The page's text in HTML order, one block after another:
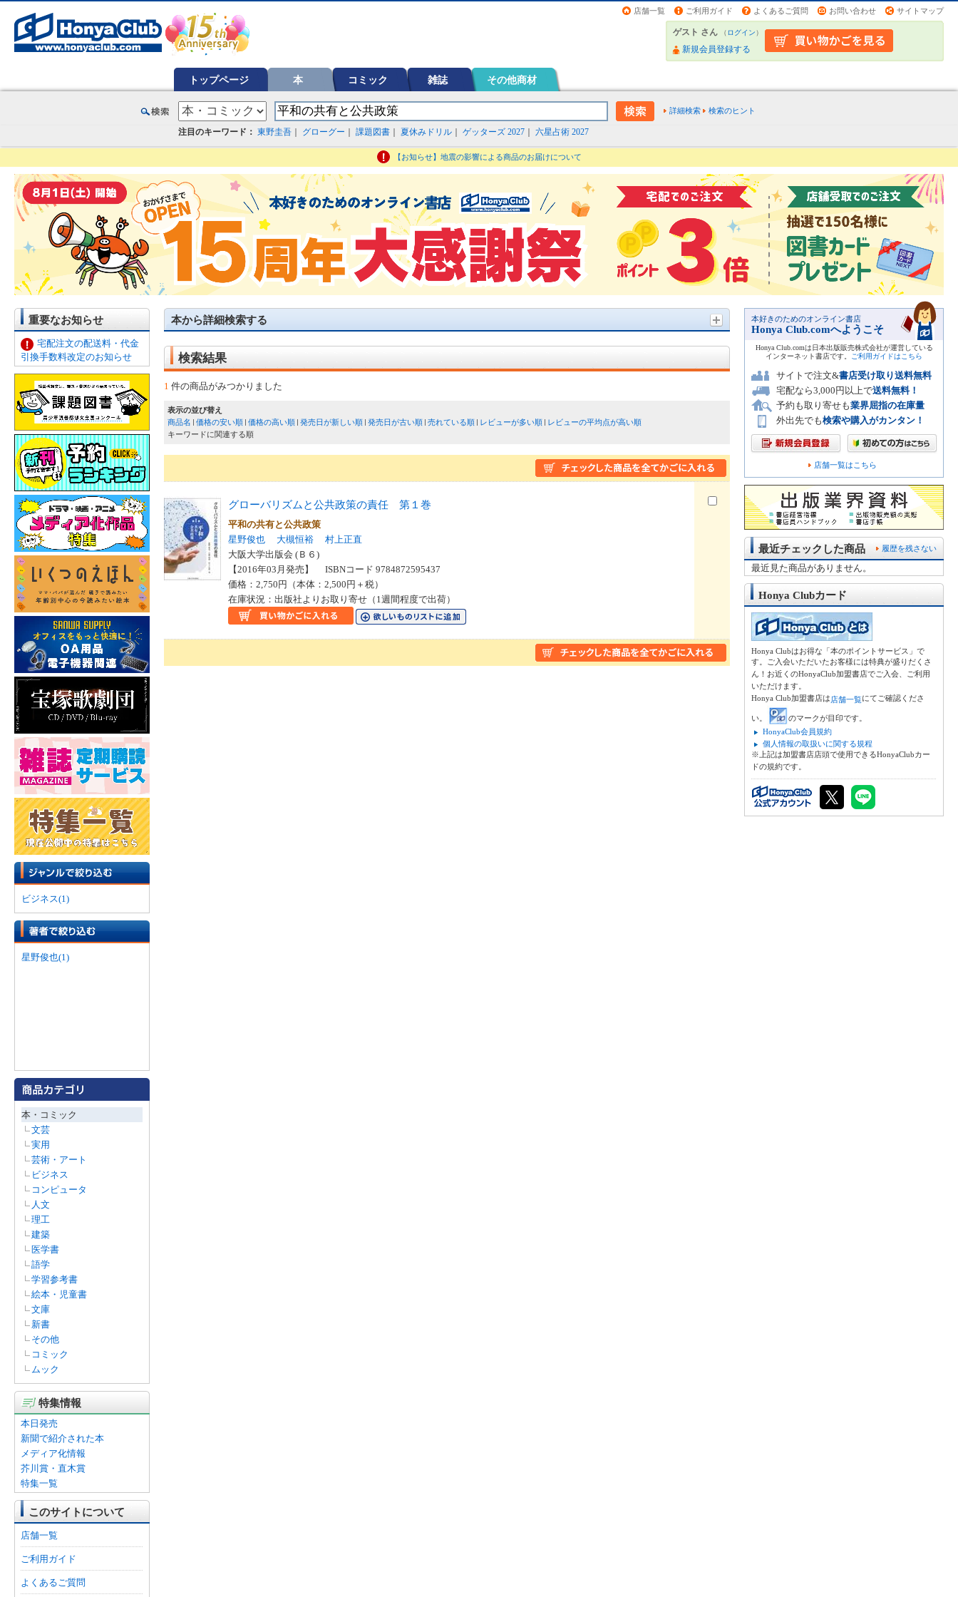
店舗一覧 ご利用ガイド よくあるご質問 お問い合わせ サイトマップ
ゲスト さん （ログイン）
新規会員登録する
トップページ 本 コミック 雑誌 その他商材
詳細検索 検索のヒント
注目のキーワード： 東野圭吾 グローグー 課題図書 夏休みドリル ゲッターズ 2027 六星占術 2027
【お知らせ】地震の影響による商品のお届けについて
重要なお知らせ
宅配注文の配送料・代金
引換手数料改定のお知らせ
ビジネス(1)
星野俊也(1)
本・コミック
文芸
実用
芸術・アート
ビジネス
コンピュータ
人文
理工
建築
医学書
語学
学習参考書
絵本・児童書
文庫
新書
その他
コミック
ムック
特集情報
本日発売
新聞で紹介された本
メディア化情報
芥川賞・直木賞
特集一覧
このサイトについて
店舗一覧
ご利用ガイド
よくあるご質問
本から詳細検索する
検索結果
1 件の商品がみつかりました
表示の並び替え
商品名
価格の安い順 価格の高い順 発売日が新しい順 発売日が古い順 売れている順 レビューが多い順
レビューの平均点が高い順
キーワードに関連する順
グローバリズムと公共政策の責任 第１巻
平和の共有と公共政策
星野俊也
大槻恒裕
村上正直
大阪大学出版会 (Ｂ６)
【2016年03月発売】 ISBNコード 9784872595437
価格：2,750円（本体：2,500円＋税）
在庫状況：出版社よりお取り寄せ（1週間程度で出荷）
本好きのためのオンライン書店
Honya Club.comへようこそ
Honya Club.comは日本出版販売株式会社が運営している
インターネット書店です。
ご利用ガイドはこちら
サイトで注文&書店受け取り送料無料
宅配なら3,000円以上で送料無料！
予約も取り寄せも業界屈指の在庫量
外出先でも検索や購入がカンタン！
店舗一覧はこちら
履歴を残さない
最近チェックした商品
最近見た商品がありません。
Honya Clubカード
Honya Clubはお得な「本のポイントサービス」で
す。ご入会いただいたお客様には特典が盛りだくさ
ん！お近くのHonyaClub加盟書店でご入会、ご利用
いただけます。
Honya Club加盟書店は店舗一覧にてご確認くださ
い。
のマークが目印です。
HonyaClub会員規約
個人情報の取扱いに関する規程
※上記は加盟書店店頭で使用できるHonyaClubカー
ドの規約です。